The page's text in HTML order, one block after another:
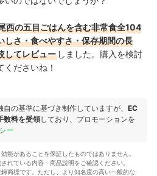
西の五目ごはんを含む非常食全104
しさ・食べやすさ・保存期間の長
してレビュー しました。購入を検討
ださいね！
の基準に基づき制作していますが、 EC
数料を受領しており、プロモーションを
ー
能があることを保証したものではありません。
れている内容・商品説明をご確認ください。
商標です。ただし、より知名度の高い一般的な